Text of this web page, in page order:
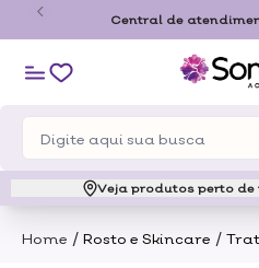
Central de
Veja produtos perto de
Home / Rosto e Skincare /